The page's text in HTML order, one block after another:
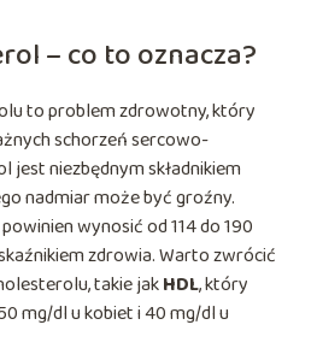
– co to oznacza?
to problem zdrowotny, który
schorzeń sercowo-
jest niezbędnym składnikiem
nadmiar może być groźny.
powinien wynosić od 114 do 190
zdrowia. Warto zwrócić
takie jakHDL, który
mg/dl u kobiet i 40 mg/dl u